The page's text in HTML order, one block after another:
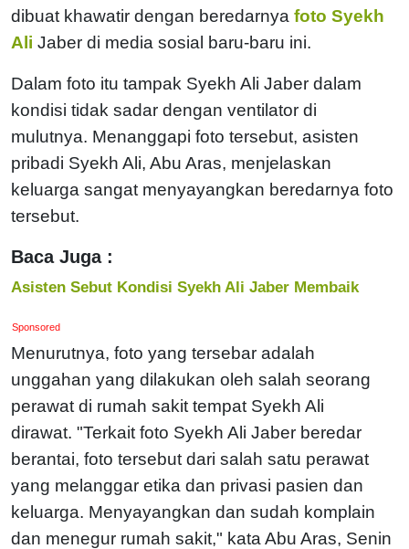
dibuat khawatir dengan beredarnya foto Syekh
Ali Jaber di media sosial baru-baru ini.
Dalam foto itu tampak Syekh Ali Jaber dalam
kondisi tidak sadar dengan ventilator di
mulutnya. Menanggapi foto tersebut, asisten
pribadi Syekh Ali, Abu Aras, menjelaskan
keluarga sangat menyayangkan beredarnya foto
tersebut.
Baca Juga :
Asisten Sebut Kondisi Syekh Ali Jaber Membaik
Sponsored
Menurutnya, foto yang tersebar adalah
unggahan yang dilakukan oleh salah seorang
perawat di rumah sakit tempat Syekh Ali
dirawat. "Terkait foto Syekh Ali Jaber beredar
berantai, foto tersebut dari salah satu perawat
yang melanggar etika dan privasi pasien dan
keluarga. Menyayangkan dan sudah komplain
dan menegur rumah sakit," kata Abu Aras, Senin